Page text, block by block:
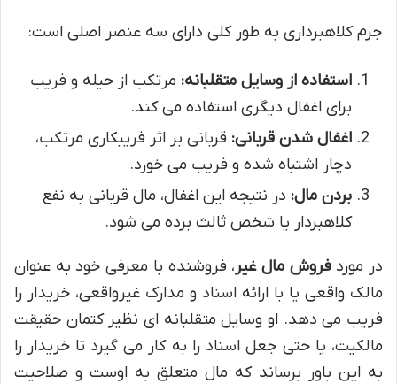
جرم کلاهبرداری به طور کلی دارای سه عنصر اصلی است:
استفاده از وسایل متقلبانه: مرتکب از حیله و فریب
برای اغفال دیگری استفاده می کند.
اغفال شدن قربانی: قربانی بر اثر فریبکاری مرتکب،
دچار اشتباه شده و فریب می خورد.
بردن مال: در نتیجه این اغفال، مال قربانی به نفع
کلاهبردار یا شخص ثالث برده می شود.
در موردفروش مال غیر، فروشنده با معرفی خود به عنوان
مالک واقعی یا با ارائه اسناد و مدارک غیرواقعی، خریدار را
فریب می دهد. او وسایل متقلبانه ای نظیر کتمان حقیقت
مالکیت، یا حتی جعل اسناد را به کار می گیرد تا خریدار را
به این باور برساند که مال متعلق به اوست و صلاحیت